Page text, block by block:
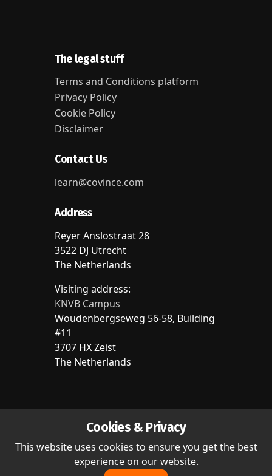
The legal stuff
Terms and Conditions platform
Privacy Policy
Cookie Policy
Disclaimer
Contact Us
learn@covince.com
Address
Reyer Anslostraat 28
3522 DJ Utrecht
The Netherlands
Visiting address:
KNVB Campus
Woudenbergseweg 56-58, Building
#11
3707 HX Zeist
The Netherlands
Cookies & Privacy
This website uses cookies to ensure you get the best
experience on our website.